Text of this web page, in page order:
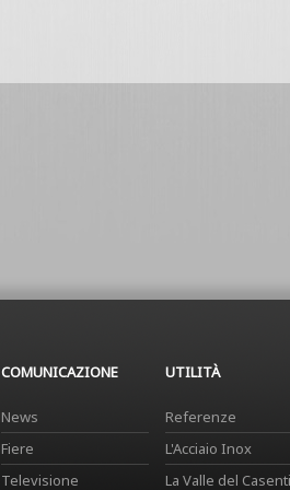
COMUNICAZIONE
News
Fiere
Televisione
UTILITÀ
Referenze
L'Acciaio Inox
La Valle del